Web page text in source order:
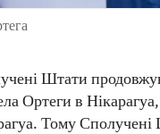
Штати
Ортеги в
Тому Сполучені